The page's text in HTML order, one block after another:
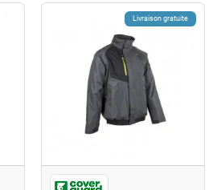
Livraison gratuite